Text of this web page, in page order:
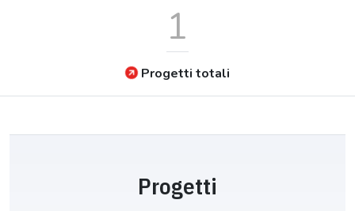
1
Progetti totali
Progetti